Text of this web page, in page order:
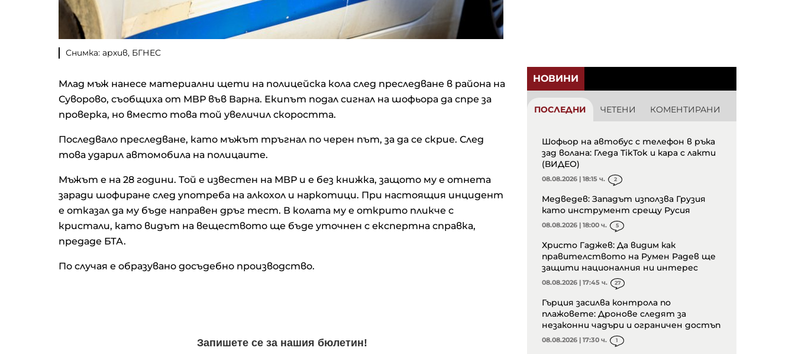
Снимка: архив, БГНЕС
Млад мъж нанесе материални щети на полицейска кола след преследване в района на
Суворово, съобщиха от МВР във Варна. Екипът подал сигнал на шофьора да спре за
проверка, но вместо това той увеличил скоростта.
Последвало преследване, като мъжът тръгнал по черен път, за да се скрие. След
това ударил автомобила на полицаите.
Мъжът е на 28 години. Той е известен на МВР и е без книжка, защото му е отнета
заради шофиране след употреба на алкохол и наркотици. При настоящия инцидент
е отказал да му бъде направен дръг тест. В колата му е открито пликче с
кристали, като видът на веществото ще бъде уточнен с експертна справка,
предаде БТА.
По случая е образувано досъдебно производство.
НОВИНИ
ПОСЛЕДНИ ЧЕТЕНИ КОМЕНТИРАНИ
Шофьор на автобус с телефон в ръка
зад волана: Гледа TikTok и кара с лакти
(ВИДЕО)
08.08.2026 | 18:15 ч. 2
Медведев: Западът използва Грузия
като инструмент срещу Русия
08.08.2026 | 18:00 ч. 5
Христо Гаджев: Да видим как
правителството на Румен Радев ще
защити националния ни интерес
08.08.2026 | 17:45 ч. 27
Гърция засилва контрола по
плажовете: Дронове следят за
незаконни чадъри и ограничен достъп
08.08.2026 | 17:30 ч. 1